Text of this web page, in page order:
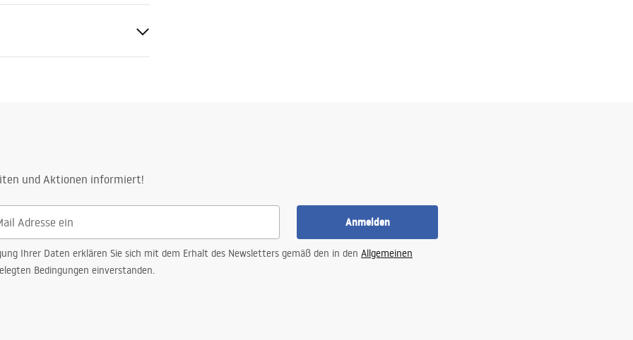
Stahlkonstruktion, 24 Monate
und Aktionen informiert!
Anmelden
Ihrer Daten erklären Sie sich mit dem Erhalt des Newsletters gemäß den in den Allgemeinen
Bedingungen einverstanden.